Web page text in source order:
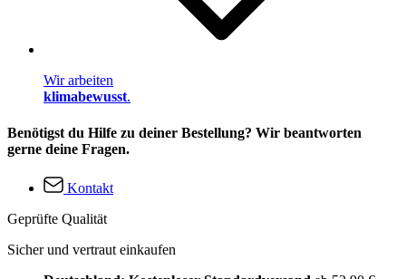
Wir arbeiten
klimabewusst.
Benötigst du Hilfe zu deiner Bestellung? Wir beantworten
gerne deine Fragen.
Kontakt
Geprüfte Qualität
Sicher und vertraut einkaufen